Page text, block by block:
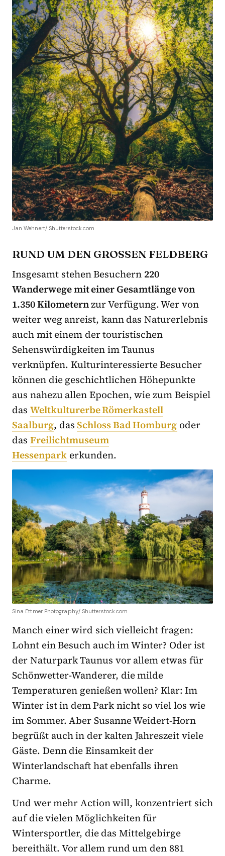
Jan Wehnert/ Shutterstock.com
RUND UM DEN GROSSEN FELDBERG
Insgesamt stehen Besuchern 220
Wanderwege mit einer Gesamtlänge von
1.350 Kilometernzur Verfügung. Wer von
weiter weg anreist, kann das Naturerlebnis
auch mit einem der touristischen
Sehenswürdigkeiten im Taunus
verknüpfen. Kulturinteressierte Besucher
können die geschichtlichen Höhepunkte
aus nahezu allen Epochen, wie zum Beispiel
das Weltkulturerbe Römerkastell
Saalburg, das Schloss Bad Homburg oder
das Freilichtmuseum
Hessenpark erkunden.
Sina Ettmer Photography/ Shutterstock.com
Manch einer wird sich vielleicht fragen:
Lohnt einBesuch auch im Winter? Oder ist
der Naturpark Taunus vor allem etwas für
Schönwetter-Wanderer, die milde
Temperaturen genießen wollen? Klar: Im
Winter ist in dem Park nicht so viel los wie
im Sommer. Aber Susanne Weidert-Horn
begrüßt auch in der kalten Jahreszeit viele
Gäste. Denn dieEinsamkeit der
Winterlandschafthat ebenfalls ihren
Charme.
Und wer mehr Action will, konzentriert sich
auf die vielen Möglichkeiten für
Wintersportler, die das Mittelgebirge
bereithält. Vor allem rund um den 881